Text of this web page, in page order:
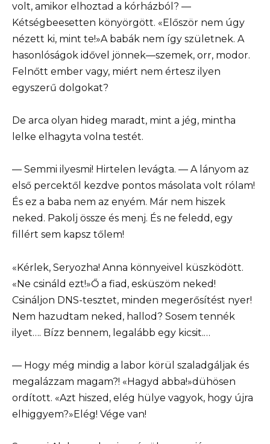
volt, amikor elhoztad a kórházból? —
Kétségbeesetten könyörgött. «Először nem úgy
nézett ki, mint te!»A babák nem így születnek. A
hasonlóságok idővel jönnek—szemek, orr, modor.
Felnőtt ember vagy, miért nem értesz ilyen
egyszerű dolgokat?
De arca olyan hideg maradt, mint a jég, mintha
lelke elhagyta volna testét.
— Semmi ilyesmi! Hirtelen levágta. — A lányom az
első percektől kezdve pontos másolata volt rólam!
És ez a baba nem az enyém. Már nem hiszek
neked. Pakolj össze és menj. És ne feledd, egy
fillért sem kapsz tőlem!
«Kérlek, Seryozha! Anna könnyeivel küszködött.
«Ne csináld ezt!»Ő a fiad, esküszöm neked!
Csináljon DNS-tesztet, minden megerősítést nyer!
Nem hazudtam neked, hallod? Sosem tennék
ilyet…. Bízz bennem, legalább egy kicsit.…
— Hogy még mindig a labor körül szaladgáljak és
megalázzam magam?! «Hagyd abba!»dühösen
ordított. «Azt hiszed, elég hülye vagyok, hogy újra
elhiggyem?»Elég! Vége van!